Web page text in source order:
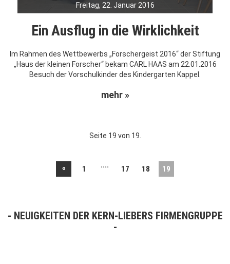
Freitag, 22. Januar 2016
Ein Ausflug in die Wirklichkeit
Im Rahmen des Wettbewerbs „Forschergeist 2016“ der Stiftung
„Haus der kleinen Forscher“ bekam CARL HAAS am 22.01.2016
Besuch der Vorschulkinder des Kindergarten Kappel.
mehr »
Seite 19 von 19.
« 1 .... 17 18 19
NEUIGKEITEN DER KERN-LIEBERS FIRMENGRUPPE